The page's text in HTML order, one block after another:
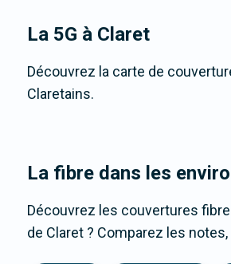
La 5G à Claret
Découvrez la carte de
Claretains.
La fibre dans les
Découvrez les couvertures
de Claret ? Comparez les